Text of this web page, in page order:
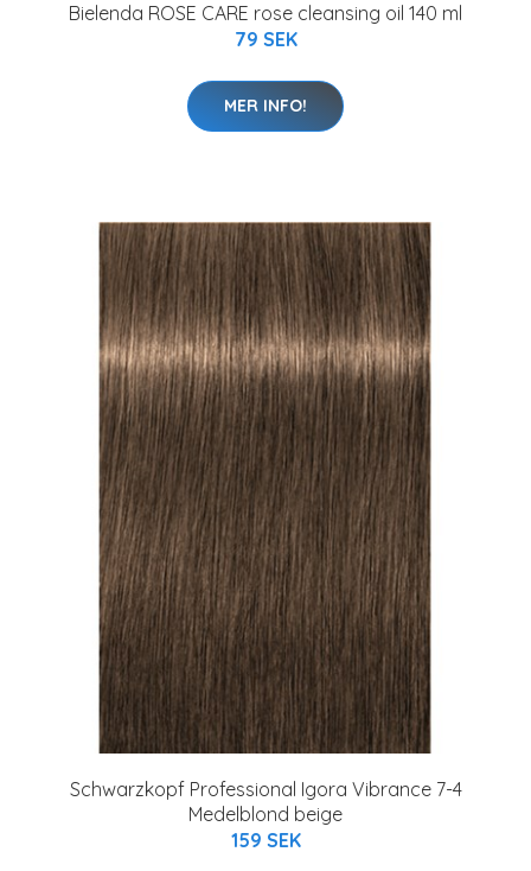
Bielenda ROSE CARE rose cleansing oil 140 ml
79 SEK
MER INFO!
Schwarzkopf Professional Igora Vibrance 7-4
Medelblond beige
159 SEK